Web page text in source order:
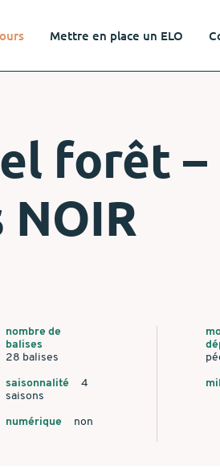
Mettre en place un ELO
forêt –
nombre de
balises
28 balises
saisonnalité
4
saisons
numérique non